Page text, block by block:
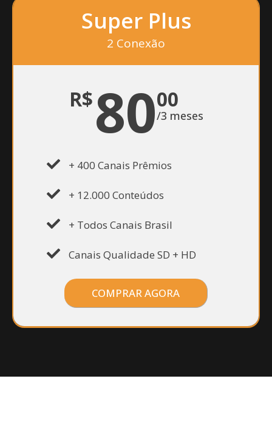
Super Plus
2 Conexão
R$8000
/3 meses
+ 400 Canais Prêmios
+ 12.000 Conteúdos
+ Todos Canais Brasil
Canais Qualidade SD + HD
COMPRAR AGORA